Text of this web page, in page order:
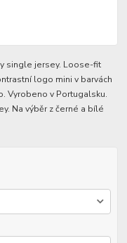
single jersey. Loose-fit
logo mini v barvách
Vyrobeno v Portugalsku.
Na výběr z černé a bílé